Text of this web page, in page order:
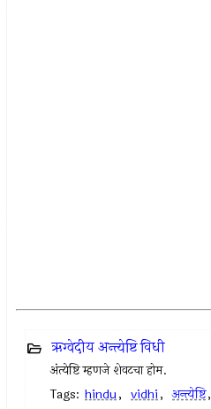
ऋग्वेदीय अन्त्येष्टि विधी
अंत्येष्टि म्हणजे शेवटचा होम.
Tags: hindu, vidhi, अन्त्येष्टि,